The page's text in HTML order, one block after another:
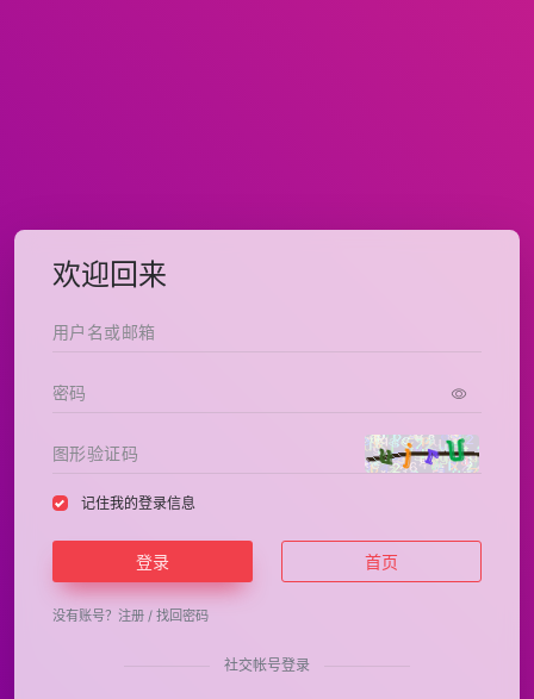
欢迎回来
记住我的登录信息
登录 首页
没有账号？ 注册 / 找回密码
社交帐号登录